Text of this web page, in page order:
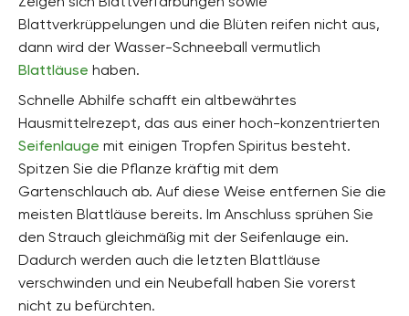
Blattverkrüppelungen und die Blüten reifen nicht aus,
dann wird der Wasser-Schneeball vermutlich
Blattläuse haben.
Schnelle Abhilfe schafft ein altbewährtes
Hausmittelrezept, das aus einer hoch-konzentrierten
Seifenlauge mit einigen Tropfen Spiritus besteht.
Spitzen Sie die Pflanze kräftig mit dem
Gartenschlauch ab. Auf diese Weise entfernen Sie die
meisten Blattläuse bereits. Im Anschluss sprühen Sie
den Strauch gleichmäßig mit der Seifenlauge ein.
Dadurch werden auch die letzten Blattläuse
verschwinden und ein Neubefall haben Sie vorerst
nicht zu befürchten.